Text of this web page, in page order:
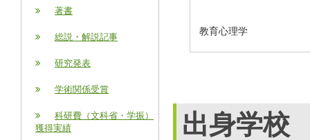
著書
総説・解説記事
研究発表
学術関係受賞
科研費（文科省・学振）
獲得実績
教育心理学
出身学校